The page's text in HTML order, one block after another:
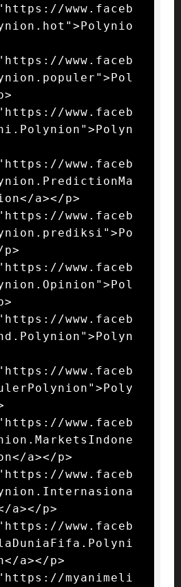
www.faceb
www.faceb
www.faceb
www.faceb
a></p>
www.faceb
www.faceb
www.faceb
www.faceb
www.faceb
a></p>
www.faceb
a></p>
www.faceb
a></p>
myanimeli